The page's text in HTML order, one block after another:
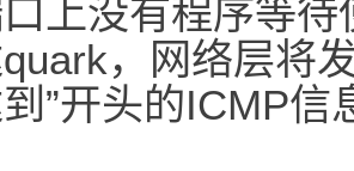
上没有程序等
，网络层将
”开头的ICMP信